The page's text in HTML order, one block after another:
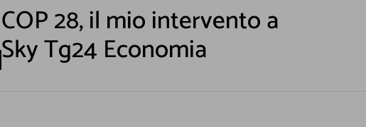
COP 28, il mio intervento a
Sky Tg24 Economia